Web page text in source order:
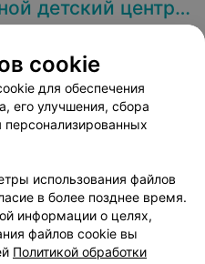
медицинской реабилитации
Все цены
cookie
для обеспечения
его улучшения, сбора
персонализированных
использования файлов
в более позднее время.
информации о целях,
файлов cookie вы
Политикой обработки